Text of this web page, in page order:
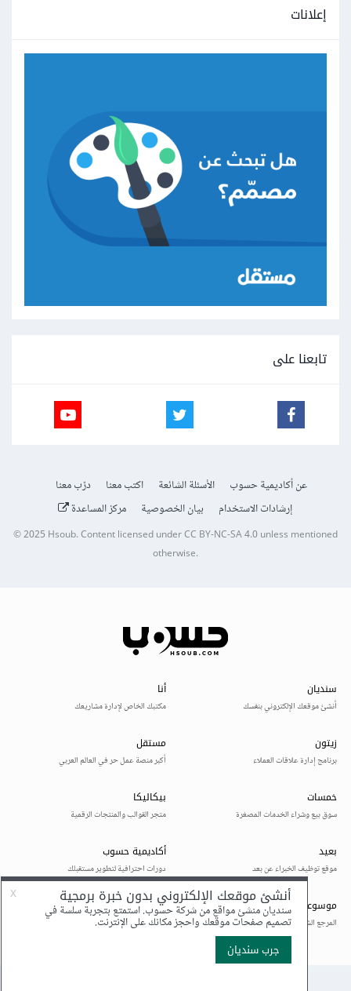
إعلانات
تابعنا على
عن أكاديمية حسوب الأسئلة الشائعة اكتب معنا
درّب معنا
إرشادات الاستخدام
بيان الخصوصية مركز المساعدة
© 2025Hsoub.Content licensed underCC BY-NC-SA 4.0unless mentioned
otherwise.